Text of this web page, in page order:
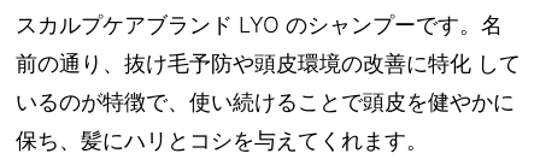
スカルプケアブランド LYO のシャンプーです。名
前の通り、抜け毛予防や頭皮環境の改善に特化 して
いるのが特徴で、使い続けることで頭皮を健やかに
保ち、髪にハリとコシを与えてくれます。